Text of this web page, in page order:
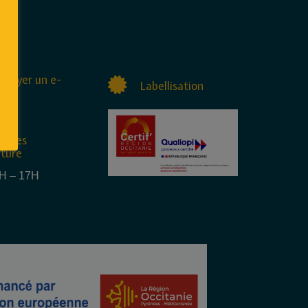
un e-
– 17H
Labellisation